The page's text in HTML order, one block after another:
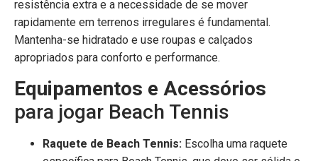
resistência extra e a necessidade de se mover
rapidamente em terrenos irregulares é fundamental.
Mantenha-se hidratado e use roupas e calçados
apropriados para conforto e performance.
Equipamentos e Acessórios
para jogar Beach Tennis
Raquete de Beach Tennis: Escolha uma raquete